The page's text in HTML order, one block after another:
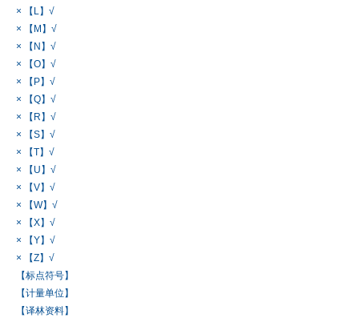
× 【L】√
× 【M】√
× 【N】√
× 【O】√
× 【P】√
× 【Q】√
× 【R】√
× 【S】√
× 【T】√
× 【U】√
× 【V】√
× 【W】√
× 【X】√
× 【Y】√
× 【Z】√
【标点符号】
【计量单位】
【译林资料】